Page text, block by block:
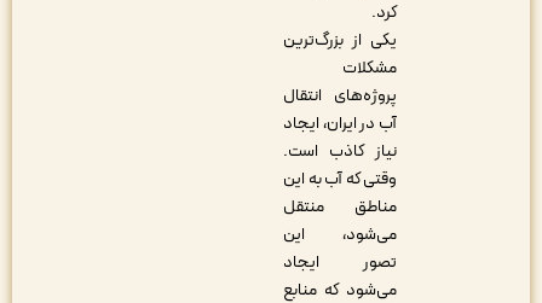
یکی از بزرگ‌ترین
مشکلات
پروژه‌های انتقال
آب در ایران، ایجاد
نیاز کاذب است.
وقتی که آب به این
مناطق منتقل
می‌شود، این
تصور ایجاد
می‌شود که منابع